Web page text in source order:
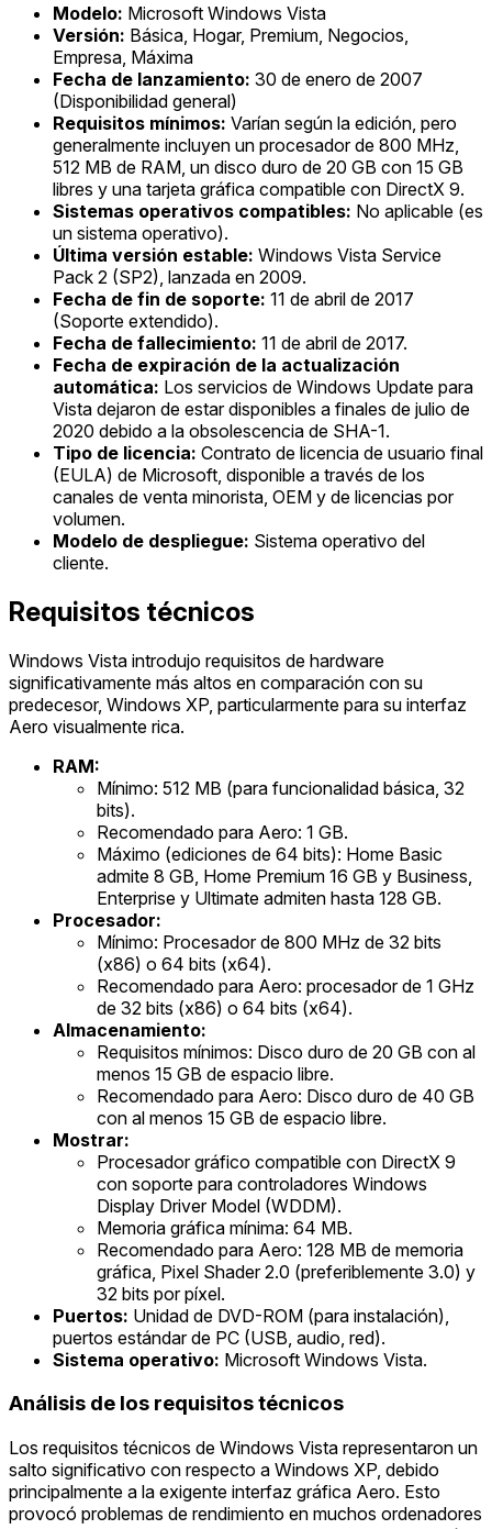
Modelo: Microsoft Windows Vista
Versión: Básica, Hogar, Premium, Negocios,
Empresa, Máxima
Fecha de lanzamiento: 30 de enero de 2007
(Disponibilidad general)
Requisitos mínimos: Varían según la edición, pero
generalmente incluyen un procesador de 800 MHz,
512 MB de RAM, un disco duro de 20 GB con 15 GB
libres y una tarjeta gráfica compatible con DirectX 9.
Sistemas operativos compatibles: No aplicable (es
un sistema operativo).
Última versión estable: Windows Vista Service
Pack 2 (SP2), lanzada en 2009.
Fecha de fin de soporte: 11 de abril de 2017
(Soporte extendido).
Fecha de fallecimiento: 11 de abril de 2017.
Fecha de expiración de la actualización
automática: Los servicios de Windows Update para
Vista dejaron de estar disponibles a finales de julio de
2020 debido a la obsolescencia de SHA-1.
Tipo de licencia: Contrato de licencia de usuario final
(EULA) de Microsoft, disponible a través de los
canales de venta minorista, OEM y de licencias por
volumen.
Modelo de despliegue: Sistema operativo del
cliente.
Requisitos técnicos
Windows Vista introdujo requisitos de hardware
significativamente más altos en comparación con su
predecesor, Windows XP, particularmente para su interfaz
Aero visualmente rica.
RAM:
Mínimo: 512 MB (para funcionalidad básica, 32
bits).
Recomendado para Aero: 1 GB.
Máximo (ediciones de 64 bits): Home Basic
admite 8 GB, Home Premium 16 GB y Business,
Enterprise y Ultimate admiten hasta 128 GB.
Procesador:
Mínimo: Procesador de 800 MHz de 32 bits
(x86) o 64 bits (x64).
Recomendado para Aero: procesador de 1 GHz
de 32 bits (x86) o 64 bits (x64).
Almacenamiento:
Requisitos mínimos: Disco duro de 20 GB con al
menos 15 GB de espacio libre.
Recomendado para Aero: Disco duro de 40 GB
con al menos 15 GB de espacio libre.
Mostrar:
Procesador gráfico compatible con DirectX 9
con soporte para controladores Windows
Display Driver Model (WDDM).
Memoria gráfica mínima: 64 MB.
Recomendado para Aero: 128 MB de memoria
gráfica, Pixel Shader 2.0 (preferiblemente 3.0) y
32 bits por píxel.
Puertos: Unidad de DVD-ROM (para instalación),
puertos estándar de PC (USB, audio, red).
Sistema operativo: Microsoft Windows Vista.
Análisis de los requisitos técnicos
Los requisitos técnicos de Windows Vista representaron un
salto significativo con respecto a Windows XP, debido
principalmente a la exigente interfaz gráfica Aero. Esto
provocó problemas de rendimiento en muchos ordenadores